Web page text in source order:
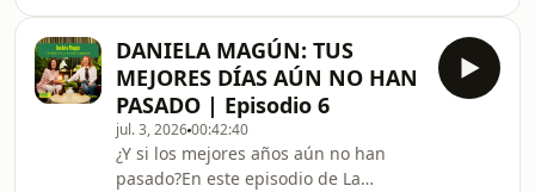
aprendiendo, vivir en comunid
desinformación y las noticias falsas
pueden influir en la manera en que
pensamos y tomamos decisiones.
Hablan sobre la importancia del
periodismo, de consumir información
de fuentes confiables y de verificar lo
que compartimos antes de difundirlo
DANIELA MAGÚN: TUS
MEJORES DÍAS AÚN NO HAN
PASADO | Episodio 6
jul. 3, 202600:42:40
¿Y si los mejores años aún no han
pasado?En este episodio de La